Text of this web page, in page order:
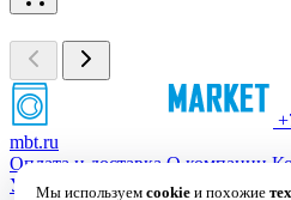
mbt.ru
Оплата и доставка О компании
Условия использования сайта
Мы используем cookieи похожие